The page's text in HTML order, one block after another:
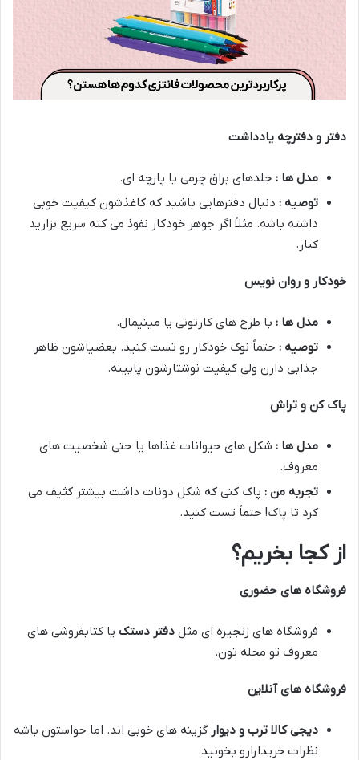
دفتر و دفترچه یادداشت
مدل ها : جلدهای براق چرمی یا پارچه ای.
توصیه : دنبال دفترهایی باشید که کاغذشون کیفیت خوبی
داشته باشه. مثلاً اگر جوهر خودکار نفوذ می کنه سریع بزارید
کنار.
خودکار و روان نویس
مدل ها : با طرح های کارتونی یا مینیمال.
توصیه : حتماً نوک خودکار رو تست کنید. بعضیاشون ظاهر
جذابی دارن ولی کیفیت نوشتارشون پایینه.
پاک کن و تراش
مدل ها : شکل های حیوانات غذاها یا حتی شخصیت های
معروف.
تجربه من : پاک کنی که شکل دونات داشت بیشتر کثیف می
کرد تا پاک! حتماً تست کنید.
از کجا بخریم؟
فروشگاه های حضوری
فروشگاه های زنجیره ای مثل دفتر دستک یا کتابفروشی های
معروف تو محله تون.
فروشگاه های آنلاین
دیجی کالا ترب و دیوار گزینه های خوبی اند. اما حواستون باشه
نظرات خریدارارو بخونید.